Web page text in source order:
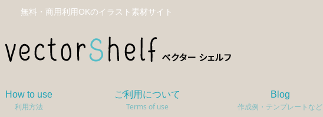
無料・商用利用OKのイラスト素材サイト
How to use
利用方法
ご利用について
Terms of use
Blog
作成例・テンプレートなど